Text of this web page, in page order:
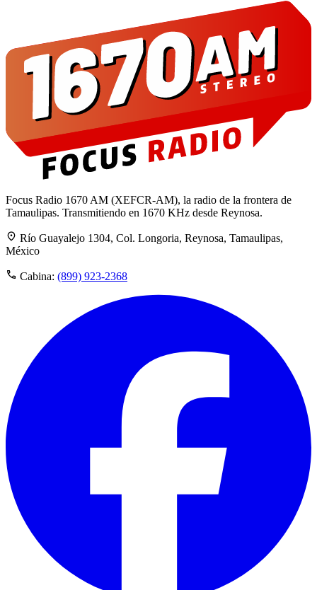
Focus Radio 1670 AM (XEFCR-AM), la radio de la frontera de
Tamaulipas. Transmitiendo en 1670 KHz desde Reynosa.
Río Guayalejo 1304, Col. Longoria, Reynosa, Tamaulipas,
México
Cabina: (899) 923-2368